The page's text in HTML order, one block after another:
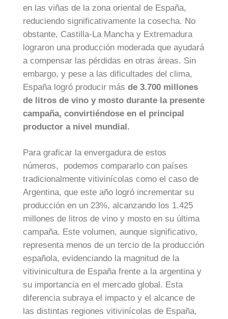
en las viñas de la zona oriental de España,
reduciendo significativamente la cosecha. No
obstante, Castilla-La Mancha y Extremadura
lograron una producción moderada que ayudará
a compensar las pérdidas en otras áreas. Sin
embargo, y pese a las dificultades del clima,
España logró producir más de 3.700 millones
de litros de vino y mosto durante la presente
campaña, convirtiéndose en el principal
productor a nivel mundial.
Para graficar la envergadura de estos
números, podemos compararlo con países
tradicionalmente vitivinícolas como el caso de
Argentina, que este año logró incrementar su
producción en un 23%, alcanzando los 1.425
millones de litros de vino y mosto en su última
campaña. Este volumen, aunque significativo,
representa menos de un tercio de la producción
española, evidenciando la magnitud de la
vitivinicultura de España frente a la argentina y
su importancia en el mercado global. Esta
diferencia subraya el impacto y el alcance de
las distintas regiones vitivinícolas de España,